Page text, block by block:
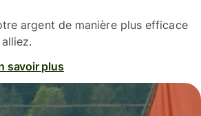
argent de manière plus efficace
savoir plus